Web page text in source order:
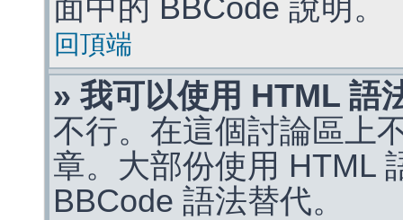
面中的 BBCode 說明。
回頂端
» 我可以使用 HTML 語
不行。在這個討論區上
章。大部份使用 HTML
BBCode 語法替代。